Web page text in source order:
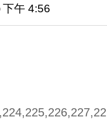
下午 4:56